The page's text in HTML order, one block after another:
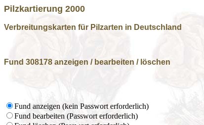
Pilzkartierung 2000
Verbreitungskarten für Pilzarten in Deutschland
Fund 308178 anzeigen / bearbeiten / löschen
Fund anzeigen (kein Passwort erforderlich)
Fund bearbeiten (Passwort erforderlich)